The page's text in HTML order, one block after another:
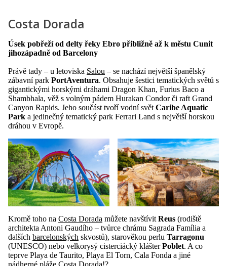
Costa Dorada
Úsek pobřeží od delty řeky Ebro přibližně až k městu Cunit
jihozápadně od Barcelony
Právě tady – u letoviska Salou – se nachází největší španělský
zábavní park PortAventura. Obsahuje šestici tematických světů s
gigantickými horskými dráhami Dragon Khan, Furius Baco a
Shambhala, věž s volným pádem Hurakan Condor či raft Grand
Canyon Rapids. Jeho součást tvoří vodní světCaribe Aquatic
Park a jedinečný tematický park Ferrari Land s největší horskou
dráhou v Evropě.
Kromě toho na Costa Dorada můžete navštívit Reus (rodiště
architekta Antoni Gaudího – tvůrce chrámu Sagrada Família a
dalších barcelonských skvostů), starověkou perlu Tarragonu
(UNESCO) nebo velkorysý cisterciácký klášterPoblet. A co
teprve Playa de Taurito, Playa El Torn, Cala Fonda a jiné
nádherné pláže Costa Dorada!?